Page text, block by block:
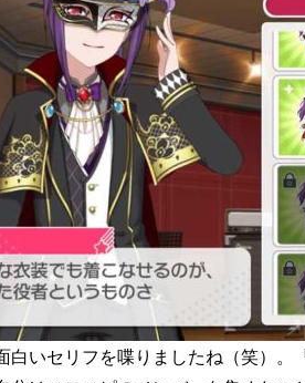
白いセリフを喋りましたね（笑）